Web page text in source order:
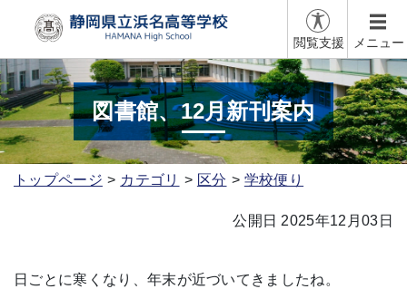
閲覧支援 メニュー
図書館、12月新刊案内
トップページ カテゴリ 区分 学校便り
公開日 2025年12月03日
日ごとに寒くなり、年末が近づいてきましたね。